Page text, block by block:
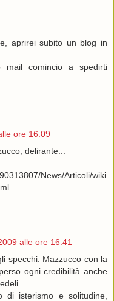
aprirei subito un blog in
comincio a spedirti
ore 16:09
delirante...
News/Articoli/wiki
alle ore 16:41
specchi. Mazzucco con la
ogni credibilità anche
di isterismo e solitudine,